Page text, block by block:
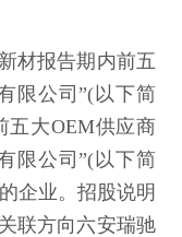
材报告期内前五
限公司”(以下简
五大OEM供应商
限公司”(以下简
企业。招股说明
联方向六安瑞驰